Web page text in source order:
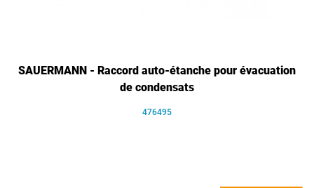
SAUERMANN - Raccord auto-étanche pour évacuation
de condensats
476495